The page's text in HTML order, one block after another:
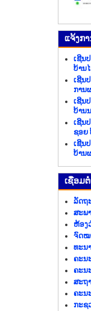
ແຈ້ງ​ກ
ເຊີນ
ບ້ານ
ເຊີນ
ການ
ເຊີນ
ບ້ານ
ເຊີນ
ຊອຍ
ເຊີນ
ບ້ານ
ເຊື່ອມ​
ລັດ​ຖ
ສະພ
ຫ້ອງ
ຈົດໝ
ທະນ
ຄະນ
ຄະນ
ສະຖ
ຄະນ
ກະຊ